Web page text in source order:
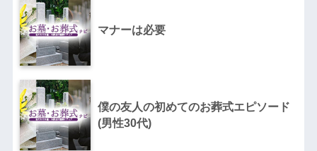
マナーは必要
僕の友人の初めてのお葬式エピソード
(男性30代)